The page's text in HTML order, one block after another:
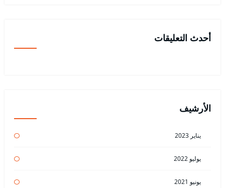
أحدث التعليقات
الأرشيف
يناير 2023
يوليو 2022
يونيو 2021